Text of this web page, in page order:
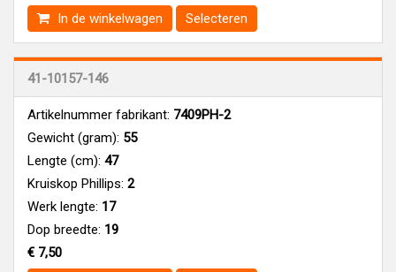
In de winkelwagen
Selecteren
41-10157-146
Artikelnummer fabrikant: 7409PH-2
Gewicht (gram): 55
Lengte (cm): 47
Kruiskop Phillips: 2
Werk lengte: 17
Dop breedte: 19
€ 7,50